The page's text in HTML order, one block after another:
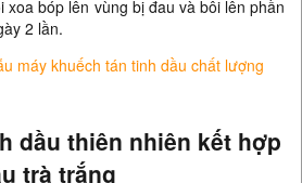
xoa bóp lên vùng bị đau và bôi lên phần
2 lần.
máy khuếch tán tinh dầu chất lượng
dầu thiên nhiên kết hợp
trà trắng